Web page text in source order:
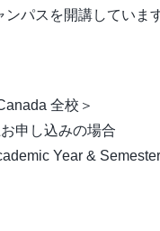
パスを開講しています
全校＞
申し込みの場合
Year &